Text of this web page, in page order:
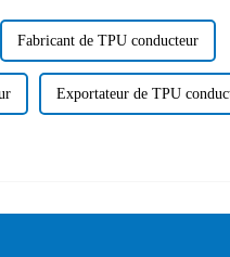
Fabricant de TPU conducteur
Exportateur de TPU